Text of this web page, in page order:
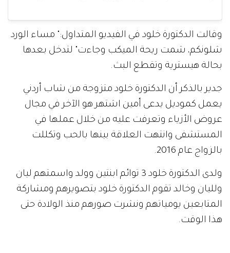
وقالت الدكتورة خلود في الفيديو المتداول:" مساء الورد
شلونكم، شمت ريحة الميكب وجاءت" لتدخل بعدها
بحالة هيسترية وتقطع البث.
جدير بالذكر أن الدكتورة خلود متزوجة من شاب أردني
يعمل كموديل يدعى أمين اشتهر هو الآخر في مجال
عروض الأزياء وتعرفت عليه من خلال عملها في
المستشفى وانتهت العلاقة بينها بالحب وتكللت
بالزواج عام 2016.
ولدى الدكتورة خلود 3 توائم ابنتين وولد واسمتهم ليان
ولليان وخالد تقوم الدكتورة خلود بتصويرهم ومشاركة
المتابعين يومياتهم ونشرت صورهم منذ الولادة حتى
هذا الوقت.